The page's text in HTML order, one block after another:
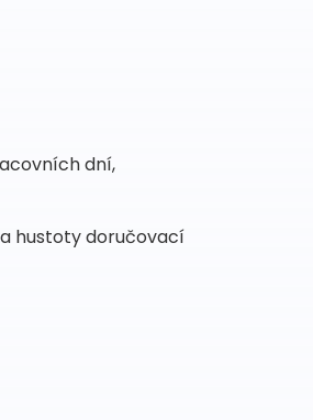
dní,
hustoty doručovací